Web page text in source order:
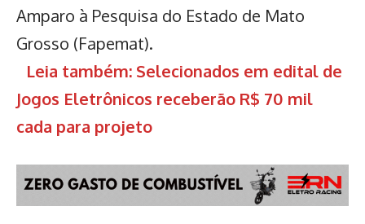
Amparo à Pesquisa do Estado de Mato
Grosso (Fapemat).
Leia também: Selecionados em edital de
Jogos Eletrônicos receberão R$ 70 mil
cada para projeto